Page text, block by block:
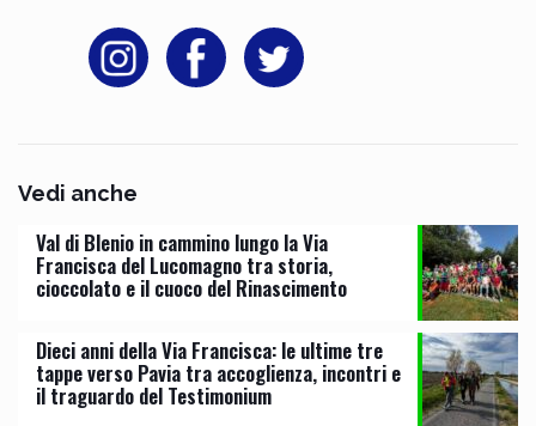
Vedi anche
Val di Blenio in cammino lungo la Via
Francisca del Lucomagno tra storia,
cioccolato e il cuoco del Rinascimento
Dieci anni della Via Francisca: le ultime tre
tappe verso Pavia tra accoglienza, incontri e
il traguardo del Testimonium